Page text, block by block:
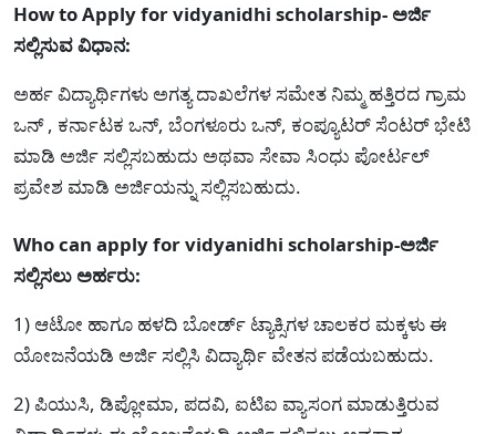
How to Apply for vidyanidhi scholarship- ಅರ್ಜಿ
ಸಲ್ಲಿಸುವ ವಿಧಾನ:
ಅರ್ಹ ವಿದ್ಯಾರ್ಥಿಗಳು ಅಗತ್ಯ ದಾಖಲೆಗಳ ಸಮೇತ ನಿಮ್ಮ ಹತ್ತಿರದ ಗ್ರಾಮ
ಒನ್ , ಕರ್ನಾಟಕ ಒನ್, ಬೆಂಗಳೂರು ಒನ್, ಕಂಪ್ಯೂಟರ್ ಸೆಂಟರ್ ಭೇಟಿ
ಮಾಡಿ ಅರ್ಜಿ ಸಲ್ಲಿಸಬಹುದು ಅಥವಾ ಸೇವಾ ಸಿಂಧು ಪೋರ್ಟಲ್
ಪ್ರವೇಶ ಮಾಡಿ ಅರ್ಜಿಯನ್ನು ಸಲ್ಲಿಸಬಹುದು.
Who can apply for vidyanidhi scholarship-ಅರ್ಜಿ
ಸಲ್ಲಿಸಲು ಅರ್ಹರು:
1) ಆಟೋ ಹಾಗೂ ಹಳದಿ ಬೋರ್ಡ್ ಟ್ಯಾಕ್ಸಿಗಳ ಚಾಲಕರ ಮಕ್ಕಳು ಈ
ಯೋಜನೆಯಡಿ ಅರ್ಜಿ ಸಲ್ಲಿಸಿ ವಿದ್ಯಾರ್ಥಿ ವೇತನ ಪಡೆಯಬಹುದು.
2) ಪಿಯುಸಿ, ಡಿಪ್ಲೋಮಾ, ಪದವಿ, ಐಟಿಐ ವ್ಯಾಸಂಗ ಮಾಡುತ್ತಿರುವ